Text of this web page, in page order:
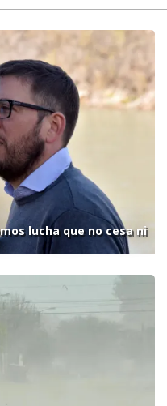
lucha que no cesa ni